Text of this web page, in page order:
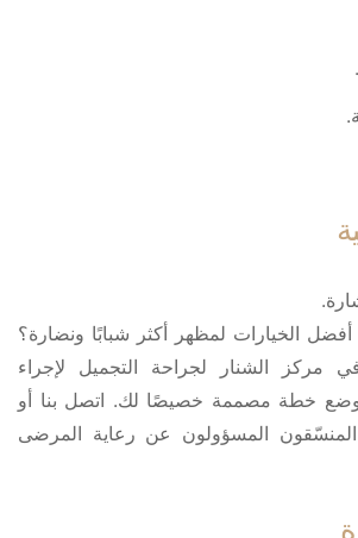
الخيارات لمظهر أكثر شبابًا ونضارة؟
مركز الشنار لجراحة التجميل لإجراء
خطة مصممة خصيصًا لك. اتصل بنا أو
المسؤولون عن رعاية المرضى